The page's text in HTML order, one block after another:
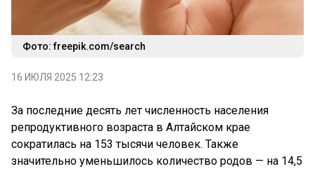
Фото: freepik.com/search
16 ИЮЛЯ 2025 12:23
За последние десять лет численность населения
репродуктивного возраста в Алтайском крае
сократилась на 153 тысячи человек. Также
значительно уменьшилось количество родов — на 14,5